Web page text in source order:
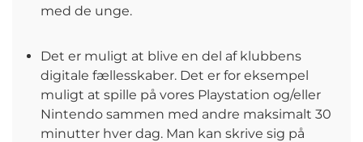
med de unge.
Det er muligt at blive en del af klubbens
digitale fællesskaber. Det er for eksempel
muligt at spille på vores Playstation og/eller
Nintendo sammen med andre maksimalt 30
minutter hver dag. Man kan skrive sig på